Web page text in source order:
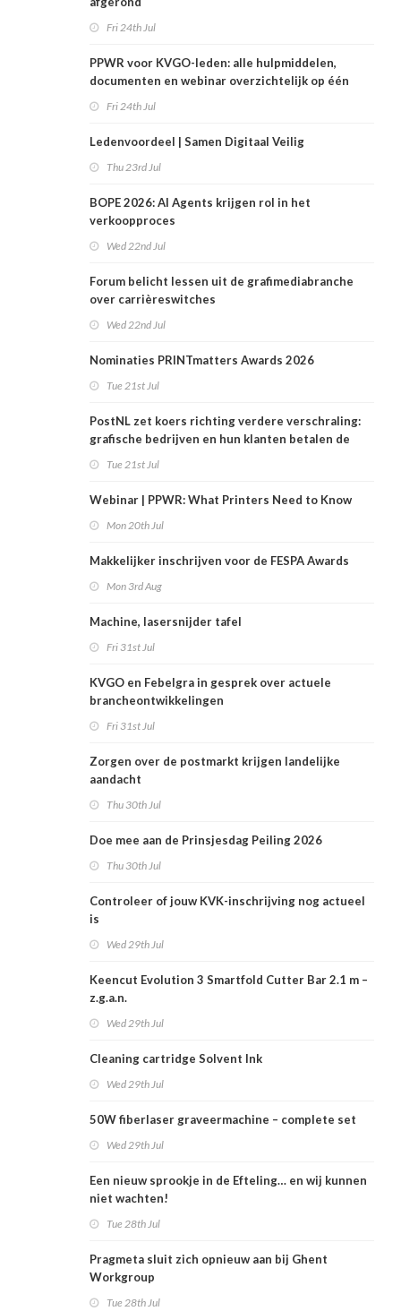
Fri 24th Jul
PPWR voor KVGO-leden: alle hulpmiddelen,
documenten en webinar overzichtelijk op één
Fri 24th Jul
Ledenvoordeel | Samen Digitaal Veilig
Thu 23rd Jul
BOPE 2026: AI Agents krijgen rol in het
verkoopproces
Wed 22nd Jul
Forum belicht lessen uit de grafimediabranche
over carrièreswitches
Wed 22nd Jul
Nominaties PRINTmatters Awards 2026
Tue 21st Jul
PostNL zet koers richting verdere verschraling:
grafische bedrijven en hun klanten betalen de
Tue 21st Jul
Webinar | PPWR: What Printers Need to Know
Mon 20th Jul
Makkelijker inschrijven voor de FESPA Awards
Mon 3rd Aug
Machine, lasersnijder tafel
Fri 31st Jul
KVGO en Febelgra in gesprek over actuele
brancheontwikkelingen
Fri 31st Jul
Zorgen over de postmarkt krijgen landelijke
aandacht
Thu 30th Jul
Doe mee aan de Prinsjesdag Peiling 2026
Thu 30th Jul
Controleer of jouw KVK-inschrijving nog actueel
is
Wed 29th Jul
Keencut Evolution 3 Smartfold Cutter Bar 2.1 m –
z.g.a.n.
Wed 29th Jul
Cleaning cartridge Solvent Ink
Wed 29th Jul
50W fiberlaser graveermachine – complete set
Wed 29th Jul
Een nieuw sprookje in de Efteling… en wij kunnen
niet wachten!
Tue 28th Jul
Pragmeta sluit zich opnieuw aan bij Ghent
Workgroup
Tue 28th Jul